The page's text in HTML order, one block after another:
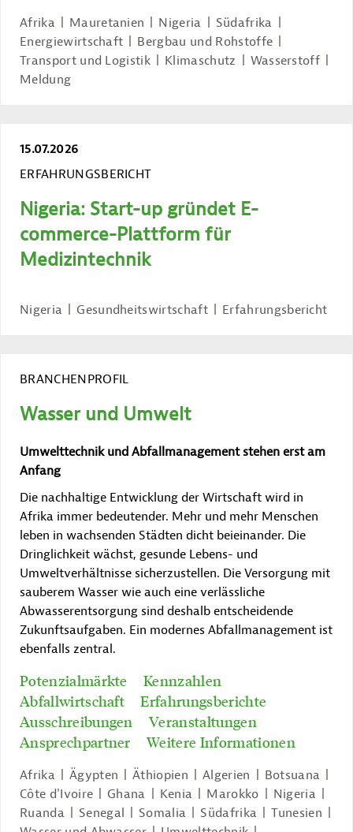
Afrika
Mauretanien Nigeria
Südafrika
Energiewirtschaft
Bergbau und Rohstoffe
Transport und Logistik
Klimaschutz
Wasserstoff
Meldung
15.07.2026
ERFAHRUNGSBERICHT
Nigeria: Start-up gründet E-
commerce-Plattform für
Medizintechnik
Nigeria Gesundheitswirtschaft Erfahrungsbericht
BRANCHENPROFIL
Wasser und Umwelt
Umwelttechnik und Abfallmanagement stehen erst am
Anfang
Die nachhaltige Entwicklung der Wirtschaft wird in
Afrika immer bedeutender. Mehr und mehr Menschen
leben in wachsenden Städten dicht beieinander. Die
Dringlichkeit wächst, gesunde Lebens- und
Umweltverhältnisse sicherzustellen. Die Versorgung mit
sauberem Wasser wie auch eine verlässliche
Abwasserentsorgung sind deshalb entscheidende
Zukunftsaufgaben. Ein modernes Abfallmanagement ist
ebenfalls zentral.
Potenzialmärkte
Kennzahlen
Abfallwirtschaft
Erfahrungsberichte
Ausschreibungen
Veranstaltungen
Ansprechpartner
Weitere Informationen
Afrika Ägypten Äthiopien Algerien
Botsuana
Côte d'Ivoire
Ghana Kenia Marokko
Nigeria
Ruanda
Senegal Somalia Südafrika
Tunesien